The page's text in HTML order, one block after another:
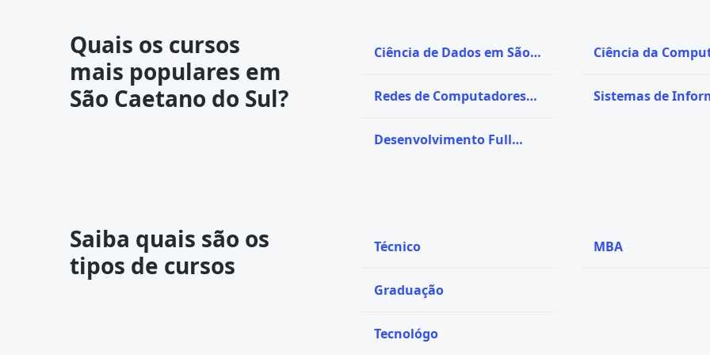
Quais os cursos
mais populares em
São Caetano do Sul?
Ciência de Dados em São
Redes de Computadores
SP
Desenvolvimento Full
Ciência da
SP
Sistemas de
Saiba quais são os
tipos de cursos
Técnico
Graduação
Tecnológo
MBA